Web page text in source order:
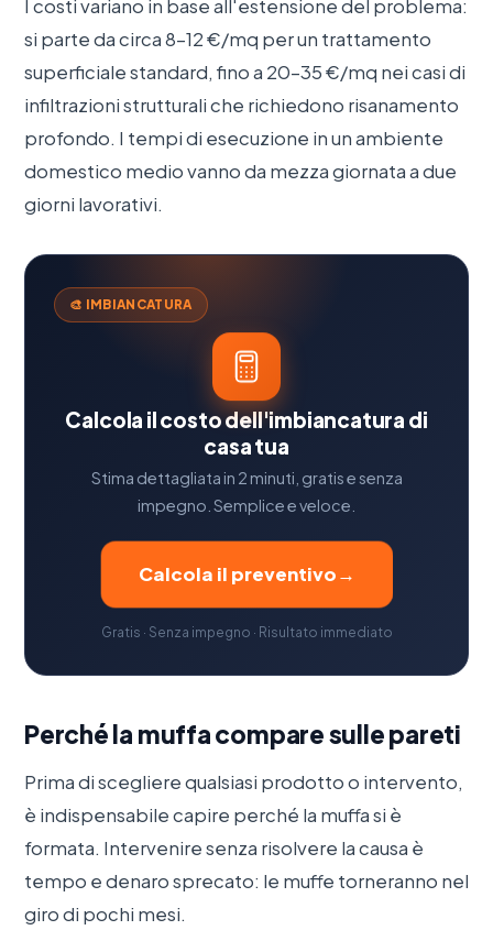
I costi variano in base all'estensione del problema:
si parte da circa 8–12 €/mq per un trattamento
superficiale standard, fino a 20–35 €/mq nei casi di
infiltrazioni strutturali che richiedono risanamento
profondo. I tempi di esecuzione in un ambiente
domestico medio vanno da mezza giornata a due
giorni lavorativi.
🎨 IMBIANCATURA
Calcola il costo dell'imbiancatura di
casa tua
Stima dettagliata in 2 minuti, gratis e senza
impegno. Semplice e veloce.
Calcola il preventivo→
Gratis · Senza impegno · Risultato immediato
Perché la muffa compare sulle pareti
Prima di scegliere qualsiasi prodotto o intervento,
è indispensabile capire perché la muffa si è
formata. Intervenire senza risolvere la causa è
tempo e denaro sprecato: le muffe torneranno nel
giro di pochi mesi.